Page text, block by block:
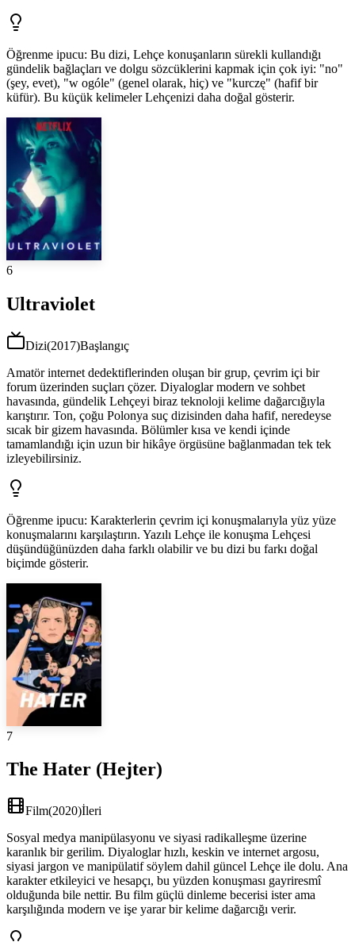
Öğrenme ipucu: Bu dizi, Lehçe konuşanların sürekli kullandığı
gündelik bağlaçları ve dolgu sözcüklerini kapmak için çok iyi: "no"
(şey, evet), "w ogóle" (genel olarak, hiç) ve "kurczę" (hafif bir
küfür). Bu küçük kelimeler Lehçenizi daha doğal gösterir.
6
Ultraviolet
Dizi(2017)Başlangıç
Amatör internet dedektiflerinden oluşan bir grup, çevrim içi bir
forum üzerinden suçları çözer. Diyaloglar modern ve sohbet
havasında, gündelik Lehçeyi biraz teknoloji kelime dağarcığıyla
karıştırır. Ton, çoğu Polonya suç dizisinden daha hafif, neredeyse
sıcak bir gizem havasında. Bölümler kısa ve kendi içinde
tamamlandığı için uzun bir hikâye örgüsüne bağlanmadan tek tek
izleyebilirsiniz.
Öğrenme ipucu: Karakterlerin çevrim içi konuşmalarıyla yüz yüze
konuşmalarını karşılaştırın. Yazılı Lehçe ile konuşma Lehçesi
düşündüğünüzden daha farklı olabilir ve bu dizi bu farkı doğal
biçimde gösterir.
7
The Hater (Hejter)
Film(2020)İleri
Sosyal medya manipülasyonu ve siyasi radikalleşme üzerine
karanlık bir gerilim. Diyaloglar hızlı, keskin ve internet argosu,
siyasi jargon ve manipülatif söylem dahil güncel Lehçe ile dolu. Ana
karakter etkileyici ve hesapçı, bu yüzden konuşması gayriresmî
olduğunda bile nettir. Bu film güçlü dinleme becerisi ister ama
karşılığında modern ve işe yarar bir kelime dağarcığı verir.